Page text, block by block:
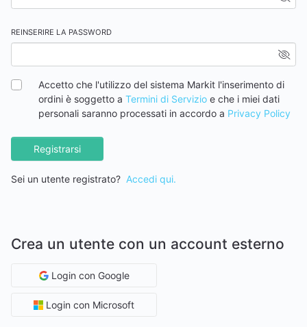
REINSERIRE LA PASSWORD
Accetto che l'utilizzo del sistema Markit l'inserimento di
ordini è soggetto a Termini di Servizio e che i miei dati
personali saranno processati in accordo a Privacy Policy
Registrarsi
Sei un utente registrato? Accedi qui.
Crea un utente con un account esterno
Login con Google
Login con Microsoft